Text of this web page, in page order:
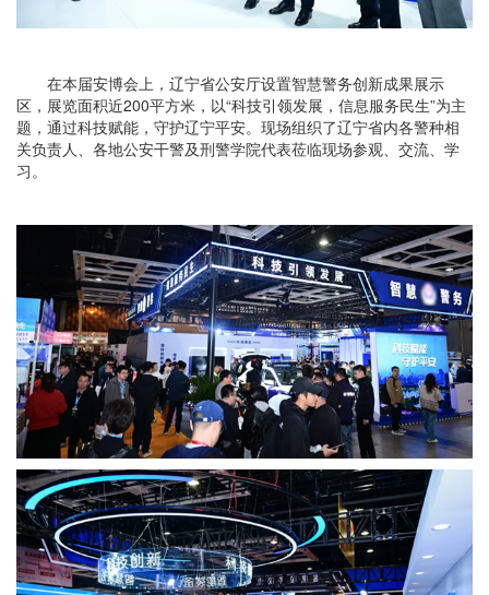
在本届安博会上，辽宁省公安厅设置智慧警务创新成果展示
区，展览面积近200平方米，以“科技引领发展，信息服务民生”为主
题，通过科技赋能，守护辽宁平安。现场组织了辽宁省内各警种相
关负责人、各地公安干警及刑警学院代表莅临现场参观、交流、学
习。